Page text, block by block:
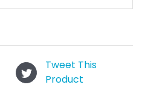
Tweet This
Product